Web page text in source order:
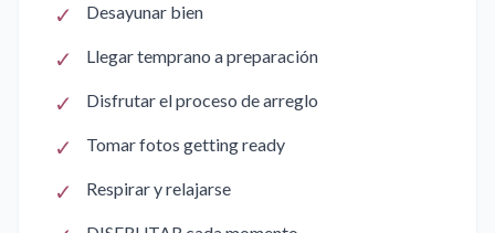
✓ Desayunar bien
✓ Llegar temprano a preparación
✓ Disfrutar el proceso de arreglo
✓ Tomar fotos getting ready
✓ Respirar y relajarse